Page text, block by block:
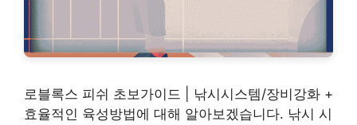
로블록스 피쉬 초보가이드 | 낚시시스템/장비강화 +
효율적인 육성방법에 대해 알아보겠습니다. 낚시 시